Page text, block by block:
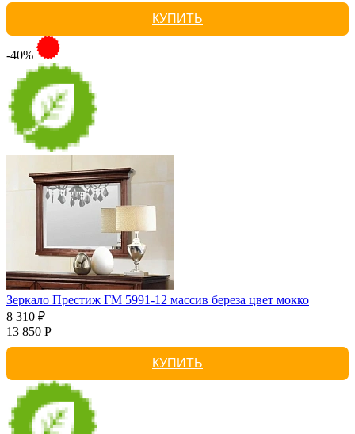
КУПИТЬ
-40%
Зеркало Престиж ГМ 5991-12 массив береза цвет мокко
8 310 ₽
13 850 Р
КУПИТЬ